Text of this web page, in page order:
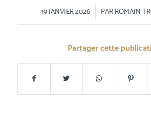
19 JANVIER 2026
/ PARROMAIN
Partager cette